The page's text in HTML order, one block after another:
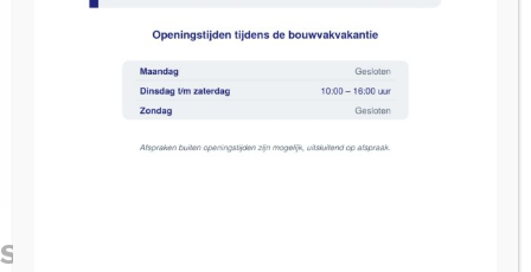
Sottocer SENSE Blauw mat – 13×13